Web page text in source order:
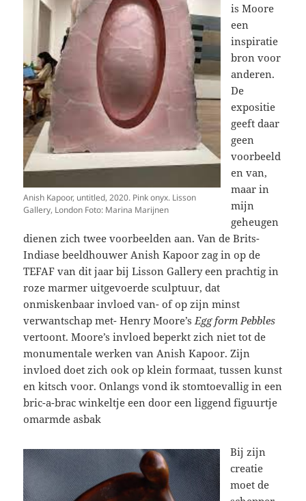
Anish Kapoor, untitled, 2020. Pink onyx. Lisson
Gallery, London Foto: Marina Marijnen
is Moore
een
inspiratie
bron voor
anderen.
De
expositie
geeft daar
geen
voorbeeld
en van,
maar in
mijn
geheugen
dienen zich twee voorbeelden aan. Van de Brits-
Indiase beeldhouwer Anish Kapoor zag in op de
TEFAF van dit jaar bij Lisson Gallery een prachtig in
roze marmer uitgevoerde sculptuur, dat
onmiskenbaar invloed van- of op zijn minst
verwantschap met- Henry Moore’sEgg form Pebbles
vertoont. Moore’s invloed beperkt zich niet tot de
monumentale werken van Anish Kapoor. Zijn
invloed doet zich ook op klein formaat, tussen kunst
en kitsch voor. Onlangs vond ik stomtoevallig in een
bric-a-brac winkeltje een door een liggend figuurtje
omarmde asbak
Bij zijn
creatie
moet de